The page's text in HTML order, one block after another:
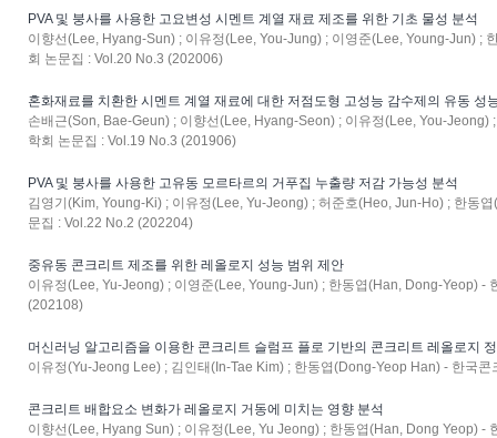
PVA 및 붕사를 사용한 고요변성 시멘트 계열 재료 제조를 위한 기초 물성 분석
이향선(Lee, Hyang-Sun) ; 이유정(Lee, You-Jung) ; 이영준(Lee, Young-Jun) ;
회 논문집 : Vol.20 No.3 (202006)
혼화재료를 치환한 시멘트 계열 재료에 대한 저점도형 고성능 감수제의 유동 성
손배근(Son, Bae-Geun) ; 이향선(Lee, Hyang-Seon) ; 이유정(Lee, You-Jeong)
학회 논문집 : Vol.19 No.3 (201906)
PVA 및 붕사를 사용한 고유동 모르타르의 거푸집 누출량 저감 가능성 분석
김영기(Kim, Young-Ki) ; 이유정(Lee, Yu-Jeong) ; 허준호(Heo, Jun-Ho) ; 한동
문집 : Vol.22 No.2 (202204)
중유동 콘크리트 제조를 위한 레올로지 성능 범위 제안
이유정(Lee, Yu-Jeong) ; 이영준(Lee, Young-Jun) ; 한동엽(Han, Dong-Yeop) -
(202108)
머신러닝 알고리즘을 이용한 콘크리트 슬럼프 플로 기반의 콘크리트 레올로지
이유정(Yu-Jeong Lee) ; 김인태(In-Tae Kim) ; 한동엽(Dong-Yeop Han) - 한국
콘크리트 배합요소 변화가 레올로지 거동에 미치는 영향 분석
이향선(Lee, Hyang Sun) ; 이유정(Lee, Yu Jeong) ; 한동엽(Han, Dong Yeop) -